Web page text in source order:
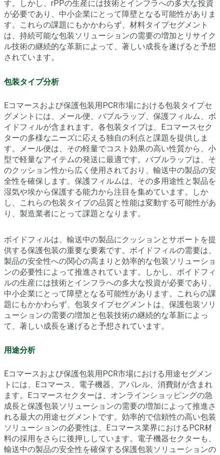
す。しかし、rPPの生産には技術とインフラへの多大な投資
が必要であり、中小企業にとって障壁となる可能性がありま
す。これらの課題にもかかわらず、材料タイプセグメント
は、持続可能な包装ソリューションの需要の増加とリサイク
ル技術の継続的な革新によって、著しい成長を遂げると予想
されています。
包装タイプ分析
Eコマースおよび保護包装用PCR市場における包装タイプセ
グメントには、メール便、バブルラップ、保護フィルム、ボ
イドフィルが含まれます。各包装タイプは、Eコマースセク
ターの多様なニーズに応える独自の利点と課題を提供しま
す。メール便は、その軽量でコスト効果の高い性質から、小
型で軽量なアイテムの発送に最適です。バブルラップは、そ
のクッション性から広く使用されており、輸送中の製品の安
全性を確保します。保護フィルムは、その多用途性と製品を
湿気や埃から保護する能力から注目を集めています。しか
し、これらの包装タイプの品質と性能は変動する可能性があ
り、製造業者にとって課題となります。
ボイドフィルは、輸送中の製品にクッションとサポートを提
供する保護包装の重要な要素です。ボイドフィルの需要は、
製品の安全性への関心の高まりと効率的な包装ソリューショ
ンの必要性によって推進されています。しかし、ボイドフィ
ルの生産には技術とインフラへの多大な投資が必要であり、
中小企業にとって障壁となる可能性があります。これらの課
題にもかかわらず、包装タイプセグメントは、保護包装ソリ
ューションの需要の増加と包装技術の継続的な革新によっ
て、著しい成長を遂げると予想されています。
用途分析
Eコマースおよび保護包装用PCR市場における用途セグメン
トには、Eコマース、電子機器、アパレル、消費財が含まれ
ます。Eコマースセクターは、オンラインショッピングの急
成長と保護包装ソリューションの需要の増加によって推進さ
れる最大の用途セグメントです。効率的で信頼性の高い包装
ソリューションの必要性は、Eコマース業界におけるPCR材
料の採用をさらに後押ししています。電子機器セクターも、
輸送中の製品の安全性を確保する保護包装ソリューションの